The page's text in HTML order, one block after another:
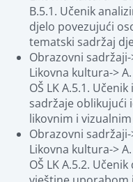
B.5.1. Učenik
djelo povezujući
tematski sadržaj
Obrazovni
Likovna kultura->
OŠ LK A.5.1.
sadržaje oblikujući
likovnim i
Obrazovni
Likovna kultura->
OŠ LK A.5.2.